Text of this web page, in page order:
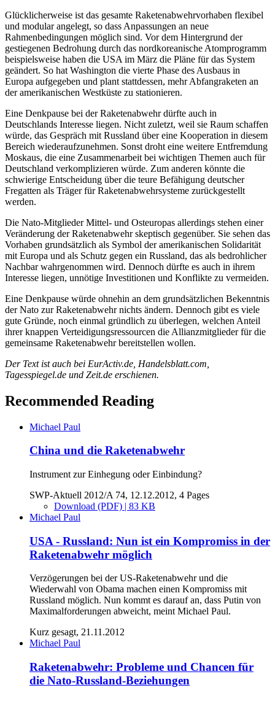
Glücklicherweise ist das gesamte Raketenabwehrvorhaben flexibel
und modular angelegt, so dass Anpassungen an neue
Rahmenbedingungen möglich sind. Vor dem Hintergrund der
gestiegenen Bedrohung durch das nordkoreanische Atomprogramm
beispielsweise haben die USA im März die Pläne für das System
geändert. So hat Washington die vierte Phase des Ausbaus in
Europa aufgegeben und plant stattdessen, mehr Abfangraketen an
der amerikanischen Westküste zu stationieren.
Eine Denkpause bei der Raketenabwehr dürfte auch in
Deutschlands Interesse liegen. Nicht zuletzt, weil sie Raum schaffen
würde, das Gespräch mit Russland über eine Kooperation in diesem
Bereich wiederaufzunehmen. Sonst droht eine weitere Entfremdung
Moskaus, die eine Zusammenarbeit bei wichtigen Themen auch für
Deutschland verkomplizieren würde. Zum anderen könnte die
schwierige Entscheidung über die teure Befähigung deutscher
Fregatten als Träger für Raketenabwehrsysteme zurückgestellt
werden.
Die Nato-Mitglieder Mittel- und Osteuropas allerdings stehen einer
Veränderung der Raketenabwehr skeptisch gegenüber. Sie sehen das
Vorhaben grundsätzlich als Symbol der amerikanischen Solidarität
mit Europa und als Schutz gegen ein Russland, das als bedrohlicher
Nachbar wahrgenommen wird. Dennoch dürfte es auch in ihrem
Interesse liegen, unnötige Investitionen und Konflikte zu vermeiden.
Eine Denkpause würde ohnehin an dem grundsätzlichen Bekenntnis
der Nato zur Raketenabwehr nichts ändern. Dennoch gibt es viele
gute Gründe, noch einmal gründlich zu überlegen, welchen Anteil
ihrer knappen Verteidigungsressourcen die Allianzmitglieder für die
gemeinsame Raketenabwehr bereitstellen wollen.
Der Text ist auch bei EurActiv.de, Handelsblatt.com,
Tagesspiegel.de und Zeit.de erschienen.
Recommended Reading
Michael Paul
China und die Raketenabwehr
Instrument zur Einhegung oder Einbindung?
SWP-Aktuell 2012/A 74, 12.12.2012, 4 Pages
Download (PDF) | 83 KB
Michael Paul
USA - Russland: Nun ist ein Kompromiss in der
Raketenabwehr möglich
Verzögerungen bei der US-Raketenabwehr und die
Wiederwahl von Obama machen einen Kompromiss mit
Russland möglich. Nun kommt es darauf an, dass Putin von
Maximalforderungen abweicht, meint Michael Paul.
Kurz gesagt, 21.11.2012
Michael Paul
Raketenabwehr: Probleme und Chancen für
die Nato-Russland-Beziehungen